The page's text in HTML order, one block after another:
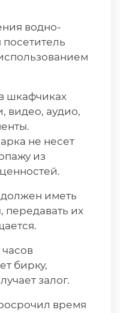
водно-
шкафчиках
видео, аудио,
не несет
из
должен иметь
передавать их
бирку,
залог.
время